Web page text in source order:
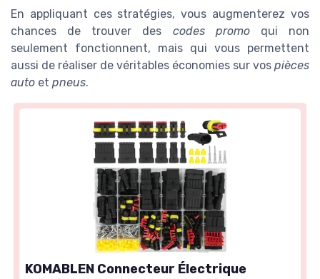
En appliquant ces stratégies, vous augmenterez vos
chances de trouver des codes promoqui non
seulement fonctionnent, mais qui vous permettent
aussi de réaliser de véritables économies sur vos pièces
auto et pneus.
KOMABLEN Connecteur Électrique